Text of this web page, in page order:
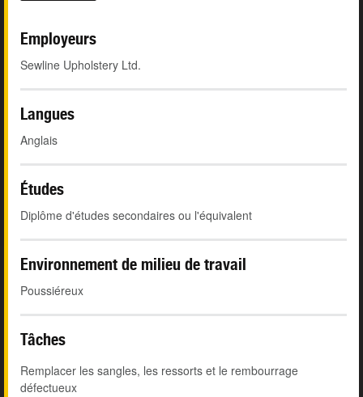
Employeurs
Sewline Upholstery Ltd.
Langues
Anglais
Études
Diplôme d'études secondaires ou l'équivalent
Environnement de milieu de travail
Poussiéreux
Tâches
Remplacer les sangles, les ressorts et le rembourrage
défectueux